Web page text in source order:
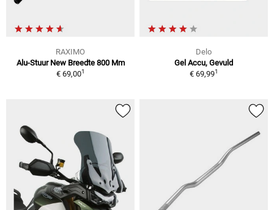
RAXIMO
Alu-Stuur New Breedte 800 Mm
€ 69,001
Delo
Gel Accu, Gevuld
€ 69,991